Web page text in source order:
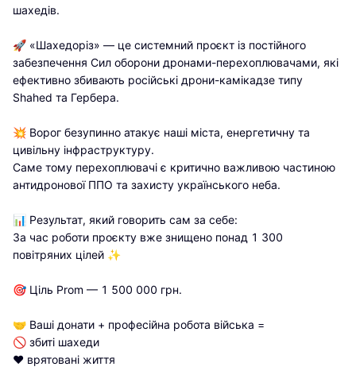
шахедів.
🚀 «Шахедоріз» — це системний проєкт із постійного
забезпечення Сил оборони дронами-перехоплювачами, які
ефективно збивають російські дрони-камікадзе типу
Shahed та Гербера.
💥 Ворог безупинно атакує наші міста, енергетичну та
цивільну інфраструктуру.
Саме тому перехоплювачі є критично важливою частиною
антидронової ППО та захисту українського неба.
📊 Результат, який говорить сам за себе:
За час роботи проєкту вже знищено понад 1 300
повітряних цілей ✨
🎯 Ціль Prom — 1 500 000 грн.
🤝 Ваші донати + професійна робота війська =
🚫 збиті шахеди
❤️ врятовані життя